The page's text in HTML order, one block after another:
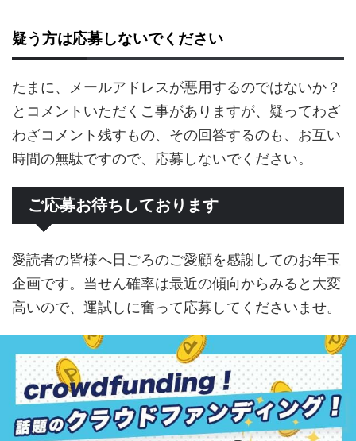
疑う方は応募しないでください
たまに、メールアドレスが悪用するのではないか？
とコメントいただくこ事がありますが、疑ってわざ
わざコメント残すもの、その回答するのも、お互い
時間の無駄ですので、応募しないでください。
ご応募お待ちしております
愛読者の皆様へ日ごろのご愛顧を感謝してのお年玉
企画です。当せん確率は最近の傾向からみると大変
高いので、運試しに奮って応募してくださいませ。